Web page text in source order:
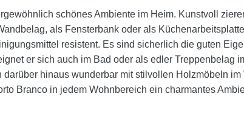
schönes Ambiente im Heim. Kunstvoll
als Fensterbank oder als
resistent. Es sind sicherlich die guten
er sich auch im Bad oder als edler Treppenbelag
hinaus wunderbar mit stilvollen Holzmöbeln
Branco in jedem Wohnbereich ein charmantes